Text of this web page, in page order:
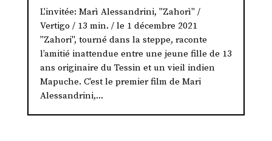
L'invitée: Marì Alessandrini, "Zahorì" /
Vertigo / 13 min. / le 1 décembre 2021
"Zahori", tourné dans la steppe, raconte
l’amitié inattendue entre une jeune fille de 13
ans originaire du Tessin et un vieil indien
Mapuche. C'est le premier film de Mari
Alessandrini,...